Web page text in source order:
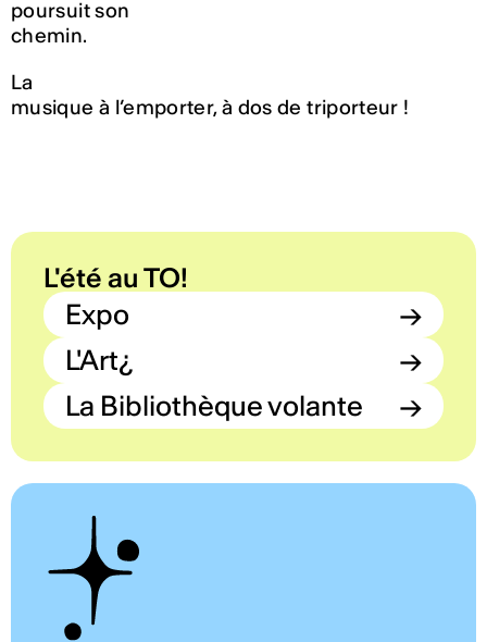
poursuit son
chemin.
La
musique à l’emporter, à dos de triporteur !
L'été au TO!
Expo
→
L'Art¿
→
La Bibliothèque volante
→